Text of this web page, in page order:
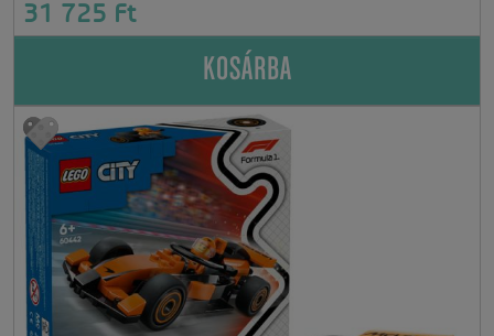
31 725 Ft
KOSÁRBA